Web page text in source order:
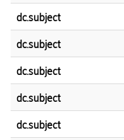
dc.subject
dc.subject
dc.subject
dc.subject
dc.subject